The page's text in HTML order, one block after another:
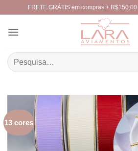
content
FRETE GRÁTIS em compras +
Pesquisar
por:
13 cores